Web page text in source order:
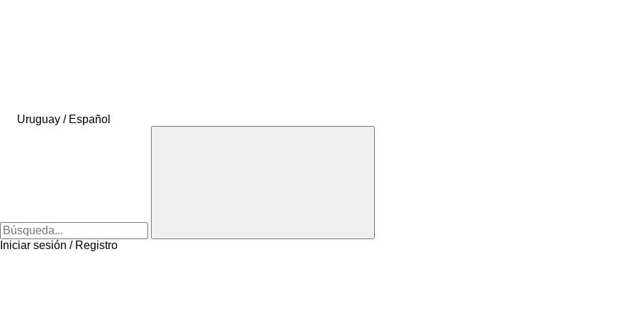
Uruguay / Español
Iniciar sesión / Registro